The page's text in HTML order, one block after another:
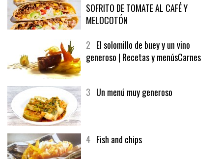
SOFRITO DE TOMATE AL CAFÉ Y
MELOCOTÓN
2 El solomillo de buey y un vino
generoso | Recetas y menúsCarnes
3 Un menú muy generoso
4 Fish and chips